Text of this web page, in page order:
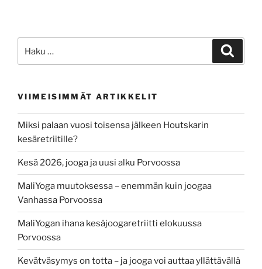
VIIMEISIMMÄT ARTIKKELIT
Miksi palaan vuosi toisensa jälkeen Houtskarin
kesäretriitille?
Kesä 2026, jooga ja uusi alku Porvoossa
MaliYoga muutoksessa – enemmän kuin joogaa
Vanhassa Porvoossa
MaliYogan ihana kesäjoogaretriitti elokuussa
Porvoossa
Kevätväsymys on totta – ja jooga voi auttaa yllättävällä